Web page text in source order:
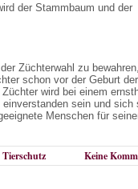
der Stammbaum und der
Züchterwahl zu
schon vor der Geburt
wird bei einem
sein und sich
Menschen für
Tierschutz Keine